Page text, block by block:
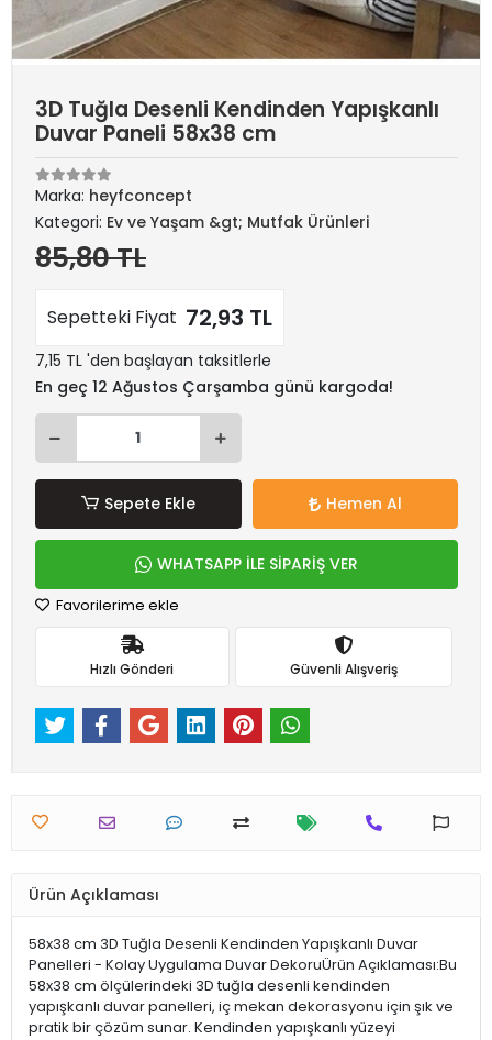
3D Tuğla Desenli Kendinden Yapışkanlı
Duvar Paneli 58x38 cm
Marka: heyfconcept
Kategori: Ev ve Yaşam &gt; Mutfak Ürünleri
85,80 TL
Sepetteki Fiyat 72,93 TL
7,15 TL 'den başlayan taksitlerle
En geç 12 Ağustos Çarşamba günü kargoda!
Sepete Ekle Hemen Al
WHATSAPP İLE SİPARİŞ VER
Favorilerime ekle
Hızlı Gönderi Güvenli Alışveriş
Ürün Açıklaması
58x38 cm 3D Tuğla Desenli Kendinden Yapışkanlı Duvar
Panelleri - Kolay Uygulama Duvar DekoruÜrün Açıklaması:Bu
58x38 cm ölçülerindeki 3D tuğla desenli kendinden
yapışkanlı duvar panelleri, iç mekan dekorasyonu için şık ve
pratik bir çözüm sunar. Kendinden yapışkanlı yüzeyi